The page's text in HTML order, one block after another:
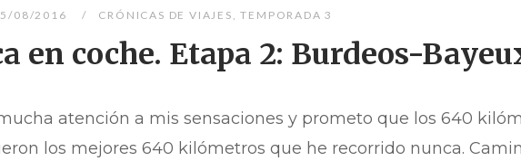
08/2016 CRÓNICAS DE VIAJES ,TEMPORADA 3
en coche. Etapa 2: Burdeos-
atención a mis sensaciones y prometo que los 640
los mejores 640 kilómetros que he recorrido nunca.